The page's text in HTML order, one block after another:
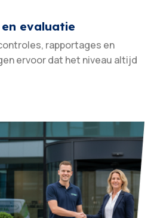
evaluatie
rapportages en
ervoor dat het niveau altijd